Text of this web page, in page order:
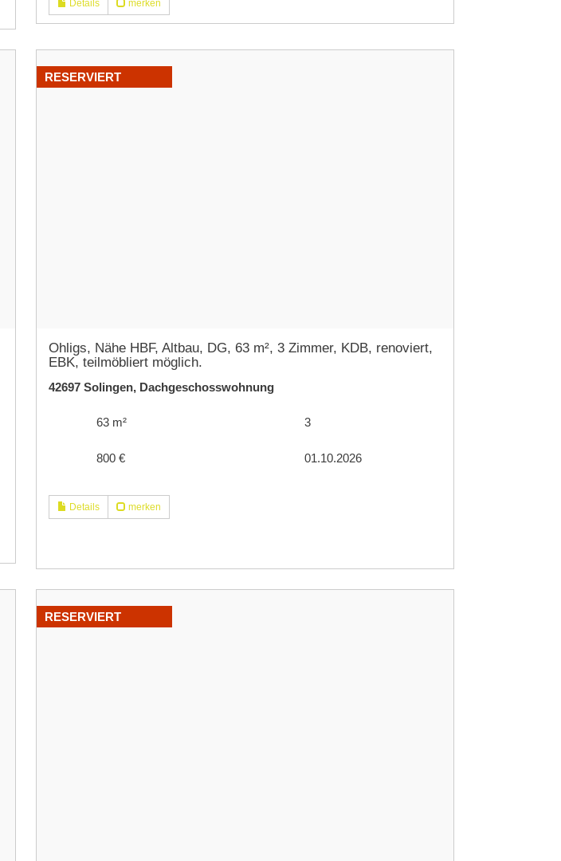
Details merken
RESERVIERT
Ohligs, Nähe HBF, Altbau, DG, 63 m², 3 Zimmer, KDB, renoviert,
EBK, teilmöbliert möglich.
42697 Solingen, Dachgeschosswohnung
63 m² 3
800 € 01.10.2026
Details merken
RESERVIERT